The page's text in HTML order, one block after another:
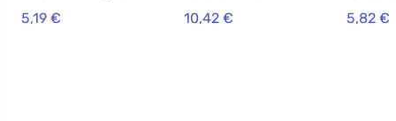
5,19 € 10,42 € 5,82 €